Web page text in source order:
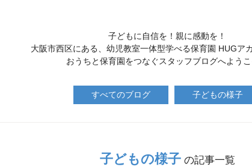
子どもに自信を！親に感動を！
大阪市西区にある、幼児教室一体型学べる保育園 HUGア
おうちと保育園をつなぐスタッフブログへようこ
すべてのブログ 子どもの様子
子どもの様子の記事一覧